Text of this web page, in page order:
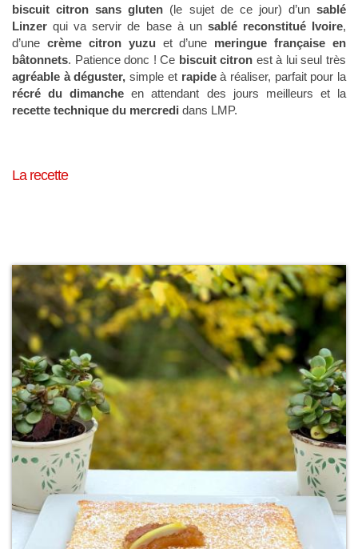
biscuit citron sans gluten (le sujet de ce jour) d’unsablé
Linzer qui va servir de base à un sablé reconstitué Ivoire,
d’une crème citron yuzu et d’une meringue française en
bâtonnets. Patience donc ! Ce biscuit citron est à lui seul très
agréable à déguster, simple et rapideà réaliser, parfait pour la
récré du dimanche en attendant des jours meilleurs et la
recette technique du mercredi dans LMP.
La recette